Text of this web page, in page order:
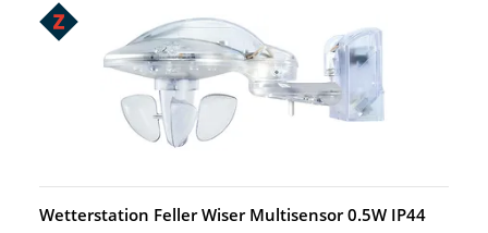
Wetterstation Feller Wiser Multisensor 0.5W IP44